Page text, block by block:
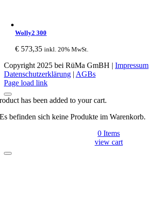
Wolly2 300
€ 573,35 inkl. 20% MwSt.
Copyright 2025 bei RüMa GmBH | Impressum
Datenschutzerklärung | AGBs
Facebook
Page load link
has been added to your cart.
Es befinden sich keine Produkte im Warenkorb.
0 Items
view cart